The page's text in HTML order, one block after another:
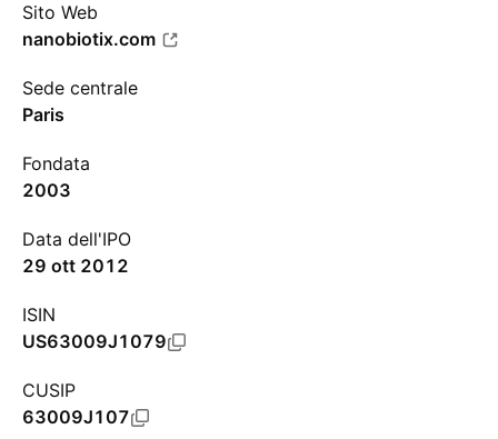
Sito Web
nanobiotix.com
Sede centrale
Paris
Fondata
2003
Data dell'IPO
29 ott 2012
ISIN
US63009J1079
CUSIP
63009J107